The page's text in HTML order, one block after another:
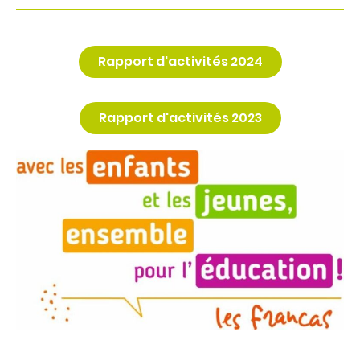
Rapport d'activités 2024
Rapport d'activités 2023